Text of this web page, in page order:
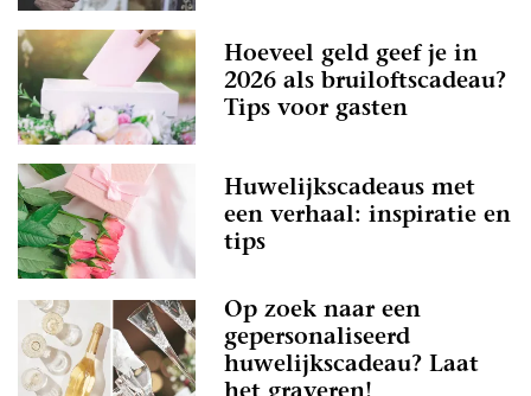
Hoeveel geld geef je in
2026 als bruiloftscadeau?
Tips voor gasten
Huwelijkscadeaus met
een verhaal: inspiratie en
tips
Op zoek naar een
gepersonaliseerd
huwelijkscadeau? Laat